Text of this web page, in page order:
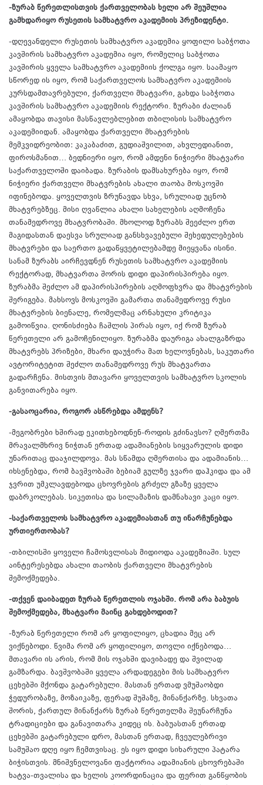
-ზურაბ წერეთლისთვის ქართველობას ხელი არ შეუშლია
გამხდარიყო რუსეთის სამხატვრო აკადემიის პრეზიდენტი.
-დღევანდელი რუსეთის სამხატვრო აკადემია ყოფილი საბჭოთა
კავშირის სამხატვრო აკადემია იყო, რომელიც საბჭოთა
კავშირის ყველა სამხატვრო აკადემიის ქოლგა იყო. საამაყო
სწორედ ის იყო, რომ საქართველოს სამხატვრო აკადემიის
კურსდამთავრებული, ქართველი მხატვარი, გახდა საბჭოთა
კავშირის სამხატვრო აკადემიის რექტორი. ზურაბი ძალიან
ამაყობდა თავისი მასწავლებლებით თბილისის სამხატვრო
აკადემიიდან. ამაყობდა ქართველი მხატვრების
მემკვიდრეობით: კაკაბაძით, გუდიაშვილით, ახვლედიანით,
ფიროსმანით… ბედნიერი იყო, რომ ამდენი ნიჭიერი მხატვარი
საქართველოში დაიბადა. ზურაბის დამსახურება იყო, რომ
ნიჭიერი ქართველი მხატვრების ახალი თაობა მოსკოვში
იფინებოდა. ყოველთვის ზრუნავდა სხვა, სრულიად უცნობ
მხატვრებზეც. მისი ღვაწლია ახალი სახელების აღმოჩენა
თანამედროვე მხატვრობაში. მხოლოდ ზურაბს შეეძლო ერთ
მაგიდასთან დაესვა სრულიად განსხვავებული შეხედულებების
მხატვრები და საერთო გადაწყვეტილებამდე მიეყვანა ისინი.
სანამ ზურაბს აირჩევდნენ რუსეთის სამხატვრო აკადემიის
რექტორად, მხატვართა შორის დიდი დაპირისპირება იყო.
ზურაბმა შეძლო ამ დაპირისპირების აღმოფხვრა და მხატვრების
შერიგება. მახსოვს მოსკოვში გამართა თანამედროვე რუსი
მხატვრების ბიენალე, რომელმაც არნახული კრიტიკა
გამოიწვია. ღონისძიება ჩაშლის პირას იყო, იქ რომ ზურაბ
წერეთელი არ გამოჩენილიყო. ზურაბმა დაურიგა ახალგაზრდა
მხატვრებს პრიზები, მხარი დაუჭირა მათ ხელოვნებას, საკუთარი
ავტორიტეტით შეძლო თანამედროვე რუს მხატვართა
გადარჩენა. მისთვის მთავარი ყოველთვის სამხატვრო სკოლის
განვითარება იყო.
-გასაოცარია, როგორ ასწრებდა ამდენს?
-მეგობრები ხშირად ეკითხებოდნენ-როდის გძინავსო? ღმერთმა
მრავალმხრივ ნიჭთან ერთად ადამიანების სიყვარულის დიდი
უნარითაც დააჯილდოვა. მას სწამდა ღმერთისა და ადამიანის…
იხსენებდა, რომ ბავშვობაში ბებიამ გულზე ჯვარი დაჰკიდა და ამ
ჯვრით უმკლავდებოდა ცხოვრების გრძელ გზაზე ყველა
დაბრკოლებას. სიკეთისა და სილამაზის დამნახავი კაცი იყო.
-საქართველოს სამხატვრო აკადემიასთან თუ ინარჩუნებდა
ურთიერთობას?
-თბილისში ყოველი ჩამოსვლისას მიდიოდა აკადემიაში. სულ
აინტერესებდა ახალი თაობის ქართველი მხატვრების
შემოქმედება.
-თქვენ დაიბადეთ ზურაბ წერეთლის ოჯახში. რომ არა ბაბუის
შემოქმედება, მხატვარი მაინც გახდებოდით?
-ზურაბ წერეთელი რომ არ ყოფილიყო, ცხადია მეც არ
ვიქნებოდი. წვიმა რომ არ ყოფილიყო, თოვლი იქნებოდა…
მთავარი ის არის, რომ მის ოჯახში დავიბადე და შვილად
გამზარდა. ბავშვობაში ყველა არდადეგები მის სამხატვრო
ცეხებში მქონდა გატარებული. მასთან ერთად ვმუშაობდი
ჭედურობაზე, მოზაიკაზე, ფერად შუშაზე, მინანქარზე. სხვათა
შორის, ქართულ მინანქარს ზურაბ წერეთელმა შეუნარჩუნა
ტრადიციები და განავითარა კიდეც ის. ბაბუასთან ერთად
ცეხებში გატარებული დრო, მასთან ერთად, ჩვეულებრივი
სამუშაო დღე იყო ჩემთვისაც. ეს იყო დიდი სიხარული პატარა
ბიჭისთვის. მნიშვნელოვანი ფაქტორია ადამიანის ცხოვრებაში
ხატვა-თვალისა და ხელის კოორდინაცია და ფერით განწყობის